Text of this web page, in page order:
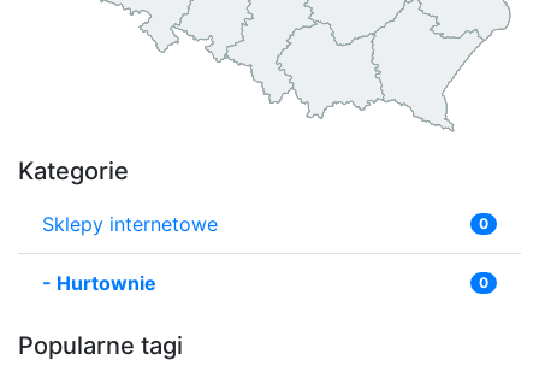
Kategorie
Sklepy internetowe 0
- Hurtownie 0
Popularne tagi